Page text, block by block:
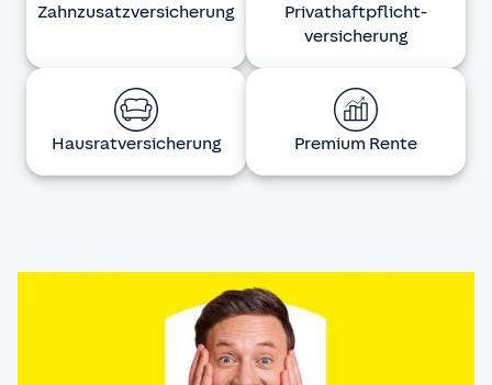
Zahnzusatz­versicherung
Privat­haftpflicht­
versicherung
Hausrat­versicherung Premium Rente